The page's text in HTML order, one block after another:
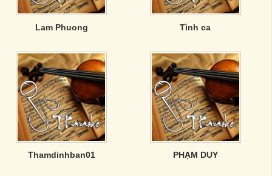
Lam Phuong Tình ca
Thamdinhban01 PHẠM DUY